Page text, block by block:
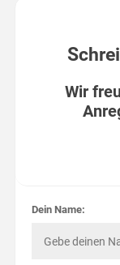
Wir
Dein Name: